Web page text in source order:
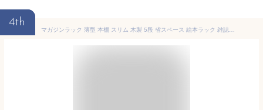
4th
マガジンラック 薄型 本棚 スリム 木製 5段 省スペース 絵本ラック 雑誌収納 ディスプレイラック 北欧 コンパクト 幅60 高さ120cm (オーク)